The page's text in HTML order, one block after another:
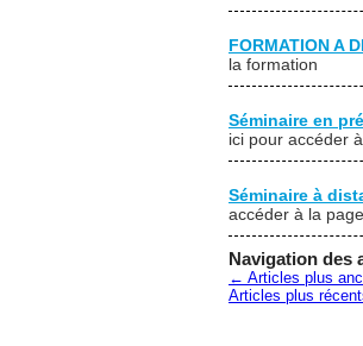
FORMATION A
la formation
Séminaire en
ici pour accéder
Séminaire à
accéder à la
Navigation des
← Articles plus
Articles plus